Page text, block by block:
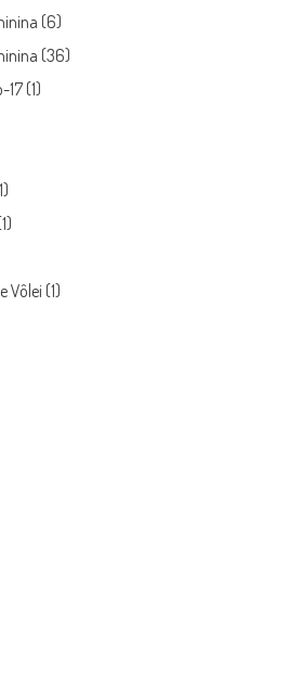
(6)
(36)
17(1)
Vôlei (1)